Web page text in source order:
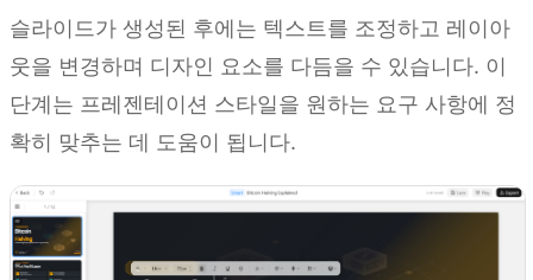
슬라이드가 생성된 후에는 텍스트를 조정하고 레이아
웃을 변경하며 디자인 요소를 다듬을 수 있습니다. 이
단계는 프레젠테이션 스타일을 원하는 요구 사항에 정
확히 맞추는 데 도움이 됩니다.